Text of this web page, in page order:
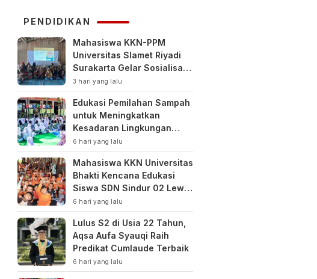
PENDIDIKAN
Mahasiswa KKN-PPM
Universitas Slamet Riyadi
Surakarta Gelar Sosialisasi
Pengelolaan Keuangan
Keluarga
3 hari yang lalu
Edukasi Pemilahan Sampah
untuk Meningkatkan
Kesadaran Lingkungan
Sejak Dini di SDN Pacul 1
dan TK Kartini
6 hari yang lalu
Mahasiswa KKN Universitas
Bhakti Kencana Edukasi
Siswa SDN Sindur 02 Lewat
Program SIGERCEP
6 hari yang lalu
Lulus S2 di Usia 22 Tahun,
Aqsa Aufa Syauqi Raih
Predikat Cumlaude Terbaik
6 hari yang lalu